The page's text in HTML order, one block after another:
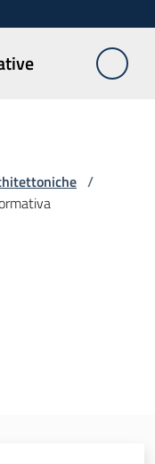
/